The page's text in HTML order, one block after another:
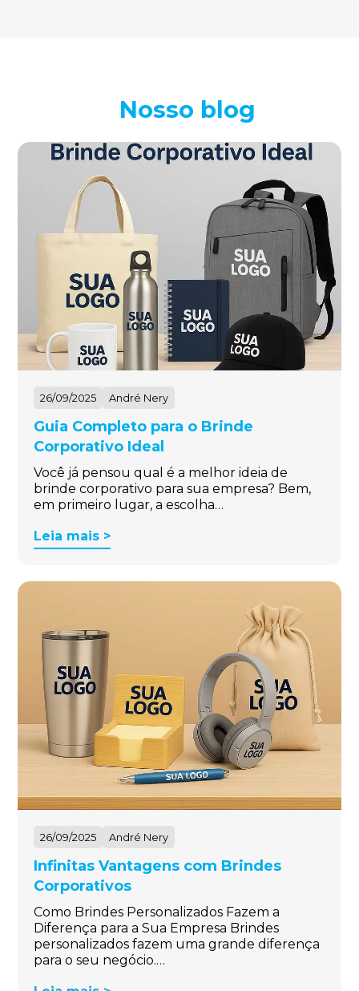
Nosso blog
26/09/2025 André Nery
Guia Completo para o Brinde
Corporativo Ideal
Você já pensou qual é a melhor ideia de
brinde corporativo para sua empresa? Bem,
em primeiro lugar, a escolha…
Leia mais >
26/09/2025 André Nery
Infinitas Vantagens com Brindes
Corporativos
Como Brindes Personalizados Fazem a
Diferença para a Sua Empresa Brindes
personalizados fazem uma grande diferença
para o seu negócio.…